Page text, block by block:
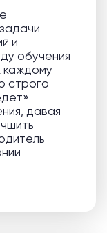
и
обучения
каждому
строго
давая